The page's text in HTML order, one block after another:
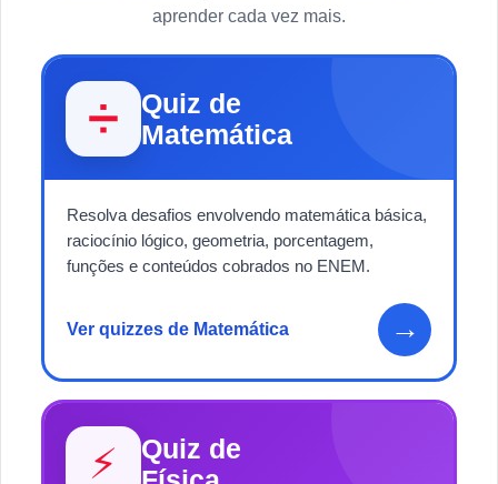
aprender cada vez mais.
➗
Quiz de
Matemática
Resolva desafios envolvendo matemática básica,
raciocínio lógico, geometria, porcentagem,
funções e conteúdos cobrados no ENEM.
Ver quizzes de Matemática →
⚡
Quiz de